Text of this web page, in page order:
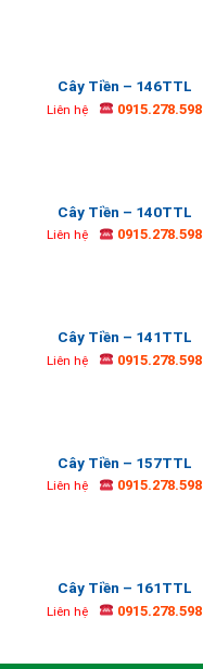
Cây Tiền – 146TTL
Liên hệ 0915.278.598
Cây Tiền – 140TTL
Liên hệ 0915.278.598
Cây Tiền – 141TTL
Liên hệ 0915.278.598
Cây Tiền – 157TTL
Liên hệ 0915.278.598
Cây Tiền – 161TTL
Liên hệ 0915.278.598